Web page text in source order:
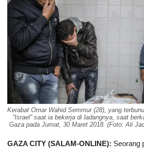
Kerabat Omar Wahid Semmur (28), yang
“Israel” saat ia bekerja di ladangnya, saat
Gaza pada Jumat, 30 Maret 2018. (Foto: Ali
GAZA CITY (SALAM-ONLINE): Seorang